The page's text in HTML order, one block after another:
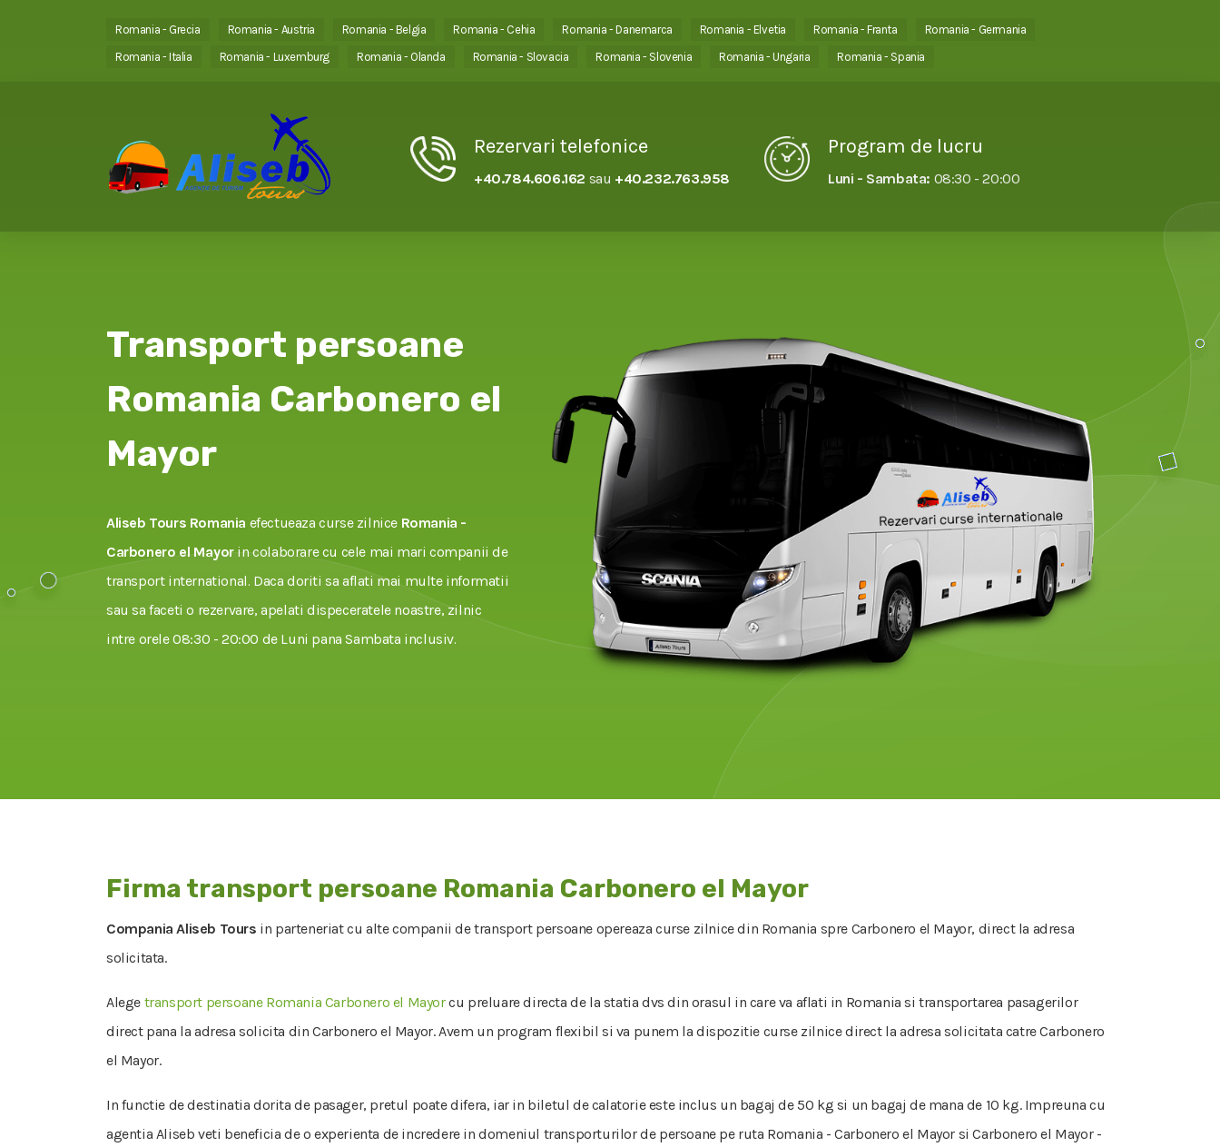
Romania - Grecia Romania - Austria Romania - Belgia Romania - Cehia Romania - Danemarca Romania - Elvetia Romania - Franta
Romania - Germania
Romania - Italia
Romania - Luxemburg Romania - Olanda Romania - Slovacia Romania - Slovenia Romania - Ungaria Romania - Spania
Rezervari telefonice
+40.784.606.162 sau +40.232.763.958
Program de lucru
Luni - Sambata: 08:30 - 20:00
Transport persoane
Romania Carbonero el
Mayor
Aliseb Tours Romania efectueaza curse zilnice Romania -
Carbonero el Mayorin colaborare cu cele mai mari companii de
transport international. Daca doriti sa aflati mai multe informatii
sau sa faceti o rezervare, apelati dispeceratele noastre, zilnic
intre orele 08:30 - 20:00 de Luni pana Sambata inclusiv.
Firma transport persoane Romania Carbonero el Mayor
Compania Aliseb Tours in parteneriat cu alte companii de transport persoane opereaza curse zilnice din Romania spre Carbonero el Mayor, direct la adresa
solicitata.
Alege transport persoane Romania Carbonero el Mayorcu preluare directa de la statia dvs din orasul in care va aflati in Romania si transportarea pasagerilor
direct pana la adresa solicita din Carbonero el Mayor. Avem un program flexibil si va punem la dispozitie curse zilnice direct la adresa solicitata catre Carbonero
el Mayor.
In functie de destinatia dorita de pasager, pretul poate difera, iar in biletul de calatorie este inclus un bagaj de 50 kg si un bagaj de mana de 10 kg. Impreuna cu
agentia Aliseb veti beneficia de o experienta de incredere in domeniul transporturilor de persoane pe ruta Romania - Carbonero el Mayor si Carbonero el Mayor -